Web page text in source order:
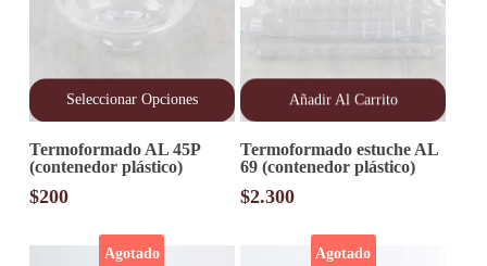
Seleccionar Opciones
producto
tiene
múltiples
variantes.
opciones
Termoformado AL 45P
(contenedor plástico)
$200
Añadir Al Carrito
Termoformado estuche AL
69 (contenedor plástico)
$2.300
Agotado Agotado